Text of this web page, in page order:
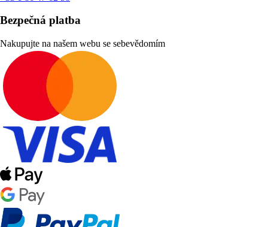
Bezpečná platba
Nakupujte na našem webu se sebevědomím